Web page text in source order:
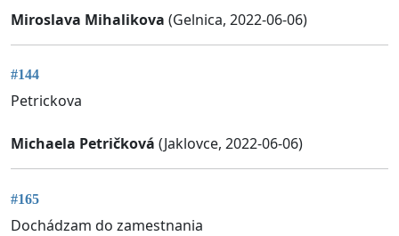
Miroslava Mihalikova (Gelnica, 2022-06-06)
#144
Petrickova
Michaela Petričková (Jaklovce, 2022-06-06)
#165
Dochádzam do zamestnania